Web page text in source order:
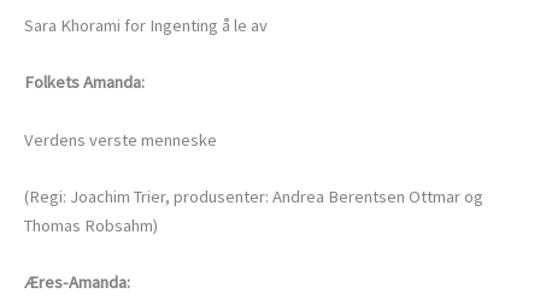
Sara Khorami for Ingenting å le av
Folkets Amanda:
Verdens verste menneske
(Regi: Joachim Trier, produsenter: Andrea Berentsen Ottmar og
Thomas Robsahm)
Æres-Amanda: